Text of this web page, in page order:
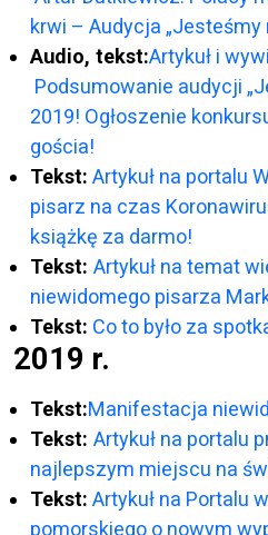
krwi – Audycja „Jesteśmy
Audio, tekst:Artykuł i
Podsumowanie audycji
2019! Ogłoszenie
gościa!
Tekst: Artykuł na portalu
pisarz na czas
książkę za darmo!
Tekst: Artykuł na temat
niewidomego pisarza
Tekst: Co to było za
2019 r.
Tekst:Manifestacja
Tekst: Artykuł na portalu
najlepszym miejscu na
Tekst: Artykuł na Portalu
pomorskiego o nowym